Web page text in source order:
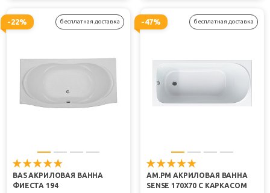
-22% бесплатная доставка
BAS АКРИЛОВАЯ ВАННА
ФИЕСТА 194
-47% бесплатная доставка
AM.PM АКРИЛОВАЯ ВАННА
SENSE 170X70 С КАРКАСОМ